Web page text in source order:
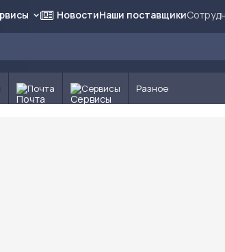
НовостиНаши поставщики
Почта Сервисы Разное